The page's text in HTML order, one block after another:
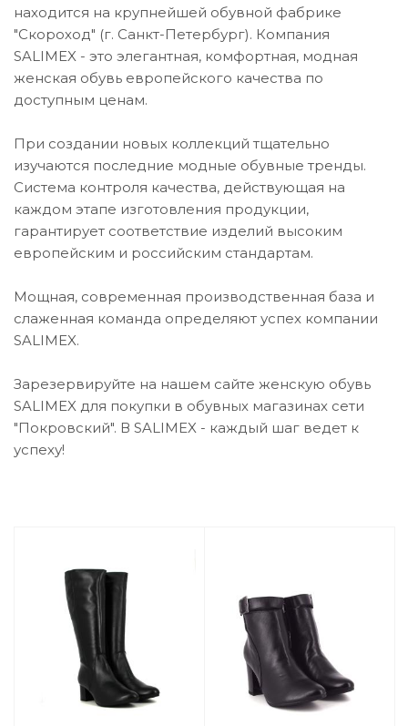
находится на крупнейшей обувной фабрике
"Скороход" (г. Санкт-Петербург). Компания
SALIMEX - это элегантная, комфортная, модная
женская обувь европейского качества по
доступным ценам.
При создании новых коллекций тщательно
изучаются последние модные обувные тренды.
Система контроля качества, действующая на
каждом этапе изготовления продукции,
гарантирует соответствие изделий высоким
европейским и российским стандартам.
Мощная, современная производственная база и
слаженная команда определяют успех компании
SALIMEX.
Зарезервируйте на нашем сайте женскую обувь
SALIMEX для покупки в обувных магазинах сети
"Покровский". В SALIMEX - каждый шаг ведет к
успеху!